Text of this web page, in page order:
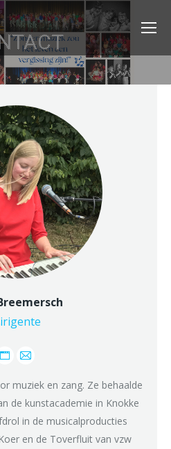
muziek en zang. Ze behaalde
de kunstacademie in Knokke
in de musicalproducties
en de Toverfluit van vzw
Personal
blog
/
website
E-
mail